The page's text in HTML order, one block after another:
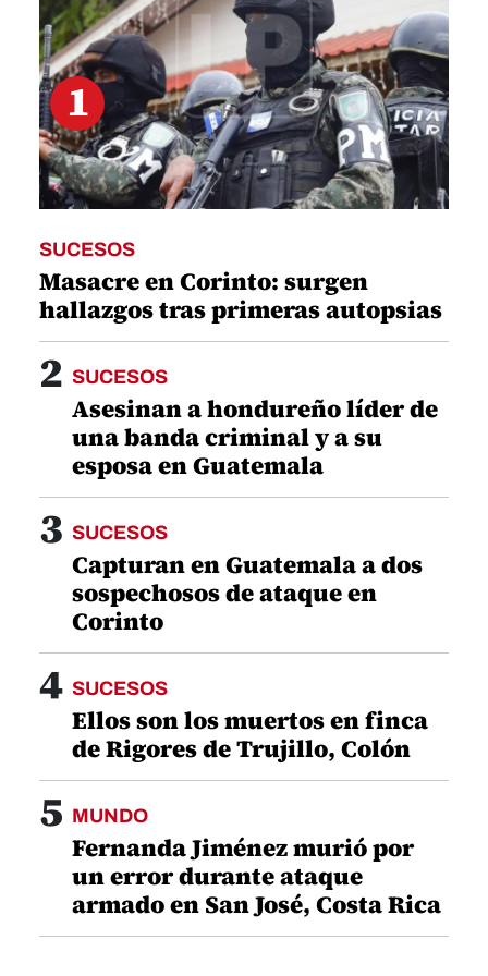
1
SUCESOS
Masacre en Corinto: surgen
hallazgos tras primeras autopsias
2 SUCESOS
Asesinan a hondureño líder de
una banda criminal y a su
esposa en Guatemala
3 SUCESOS
Capturan en Guatemala a dos
sospechosos de ataque en
Corinto
4 SUCESOS
Ellos son los muertos en finca
de Rigores de Trujillo, Colón
5 MUNDO
Fernanda Jiménez murió por
un error durante ataque
armado en San José, Costa Rica